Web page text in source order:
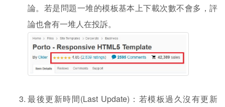
論。若是問題一堆的模板基本上下載次數不會多，評
論也會有一堆人在投訴。
最後更新時間(Last Update)：若模板過久沒有更新